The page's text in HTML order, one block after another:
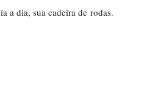
a dia, sua cadeira de rodas.